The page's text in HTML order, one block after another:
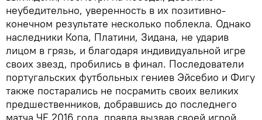
неубедительно, уверенность в их позитивно-
конечном результате несколько поблекла. Однако
наследники Копа, Платини, Зидана, не ударив
лицом в грязь, и благодаря индивидуальной игре
своих звезд, пробились в финал. Последователи
португальских футбольных гениев Эйсебио и Фигу
также постарались не посрамить своих великих
предшественников, добравшись до последнего
матча ЧЕ 2016 года, правда вызвав своей игрой